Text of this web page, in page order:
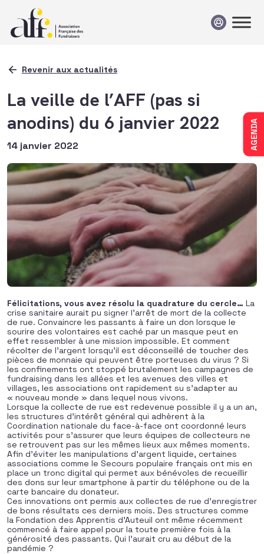
AGENDA
Revenir aux actualités
La veille de l’AFF (pas si
anodins) du 6 janvier 2022
14 janvier 2022
Félicitations, vous avez résolu la quadrature du cercle… La
crise sanitaire aurait pu signer l’arrêt de mort de la collecte
de rue. Convaincre les passants à faire un don lorsque le
sourire des volontaires est caché par un masque peut en
effet ressembler à une mission impossible. Et comment
récolter de l’argent lorsqu’il est déconseillé de toucher des
pièces de monnaie qui peuvent être porteuses du virus ? Si
les confinements ont stoppé brutalement les campagnes de
fundraising dans les allées et les avenues des villes et
villages, les associations ont rapidement su s’adapter au
« nouveau monde » dans lequel nous vivons.
Lorsque la collecte de rue est redevenue possible il y a un an,
les structures d’intérêt général qui adhèrent à la
Coordination nationale du face-à-face ont coordonné leurs
activités pour s’assurer que leurs équipes de collecteurs ne
se retrouvent pas sur les mêmes lieux aux mêmes moments.
Afin d’éviter les manipulations d’argent liquide, certaines
associations comme le Secours populaire français ont mis en
place un tronc digital qui permet aux bénévoles de recueillir
des dons sur leur smartphone à partir du téléphone ou de la
carte bancaire du donateur.
Ces innovations ont permis aux collectes de rue d’enregistrer
de bons résultats ces derniers mois. Des structures comme
la Fondation des Apprentis d’Auteuil ont même récemment
commencé à faire appel pour la toute première fois à la
générosité des passants. Qui l’aurait cru au début de la
pandémie ?